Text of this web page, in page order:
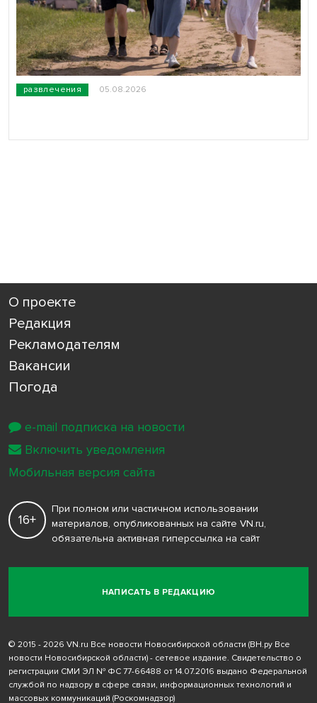
развлечения 05.08.2026
О проекте
Редакция
Рекламодателям
Вакансии
Погода
НАПИСАТЬ В РЕДАКЦИЮ
16+
При полном или частичном использовании
материалов, опубликованных на сайте VN.ru,
обязательна активная гиперссылка на сайт
© 2015 - 2026 VN.ru Все новости Новосибирской области (ВН.ру Все
новости Новосибирской области) - сетевое издание. Свидетельство о
регистрации СМИ ЭЛ № ФС 77-66488 от 14.07.2016 выдано Федеральной
службой по надзору в сфере связи, информационных технологий и
массовых коммуникаций (Роскомнадзор)
e-mail подписка на новости
Включить уведомления
Мобильная версия сайта